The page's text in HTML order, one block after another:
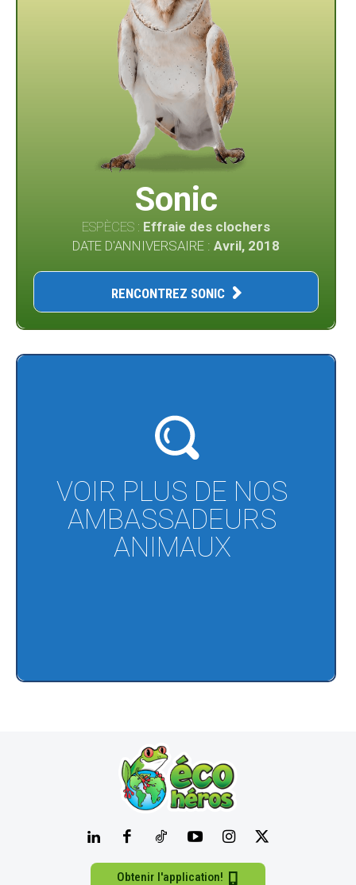
Sonic
ESPÈCES : Effraie des clochers
DATE D'ANNIVERSAIRE :Avril, 2018
RENCONTREZ SONIC
VOIR PLUS DE NOS
AMBASSADEURS
ANIMAUX
Obtenir l'application!